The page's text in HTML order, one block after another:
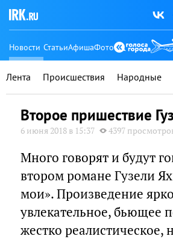
Новости СтатьиАфишаФото
Лента Происшествия Народные
Второе пришествие
6 июня 2018 в 15:37 4397
Много говорят и будут
втором романе Гузели
мои». Произведение
увлекательное, бьющее
жестко реалистическое,